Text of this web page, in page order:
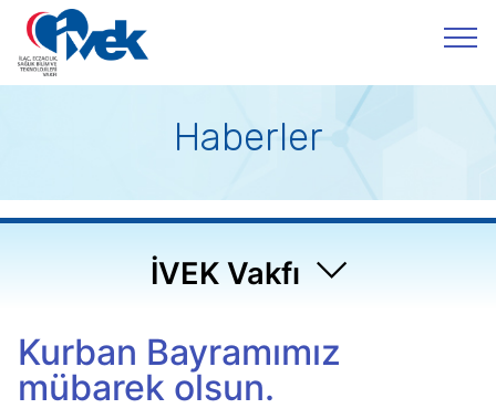
Haberler
İVEK Vakfı
Kurban Bayramımız
mübarek olsun.